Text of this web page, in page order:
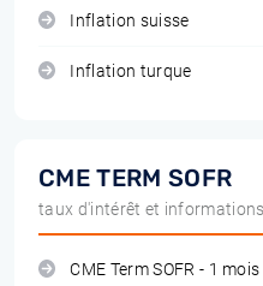
Inflation suisse
Inflation turque
CME TERM SOFR
taux d'intérêt et informations
CME Term SOFR - 1 mois